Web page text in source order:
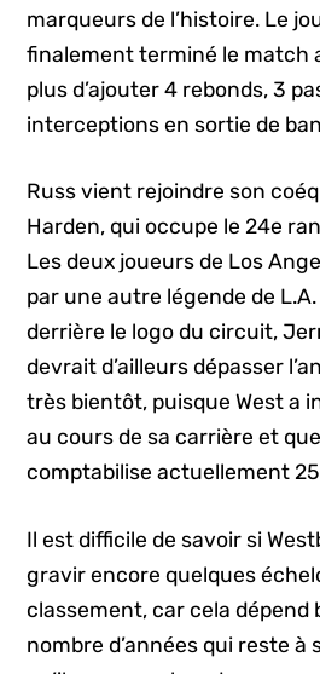
marqueurs de l’histoire. Le
finalement terminé le match
plus d’ajouter 4 rebonds, 3
interceptions en sortie de
Russ vient rejoindre son
Harden, qui occupe le 24e
Les deux joueurs de Los
par une autre légende de
derrière le logo du circuit,
devrait d’ailleurs dépasser
très bientôt, puisque West a
au cours de sa carrière et que
comptabilise actuellement 25
Il est difficile de savoir si
gravir encore quelques
classement, car cela dépend
nombre d’années qui reste à